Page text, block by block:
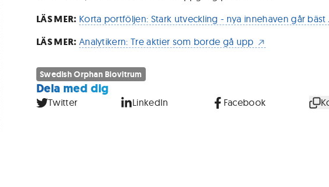
LÄS MER: Korta portföljen: Stark utveckling - nya innehaven går bäst
LÄS MER: Analytikern: Tre aktier som borde gå upp
Swedish Orphan Biovitrum
Dela med dig
Twitter LinkedIn Facebook